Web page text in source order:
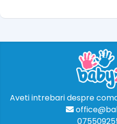
Aveti intrebari despre